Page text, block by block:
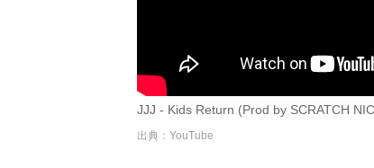
JJJ - Kids Return (Prod by SCRATCH
出典：YouTube